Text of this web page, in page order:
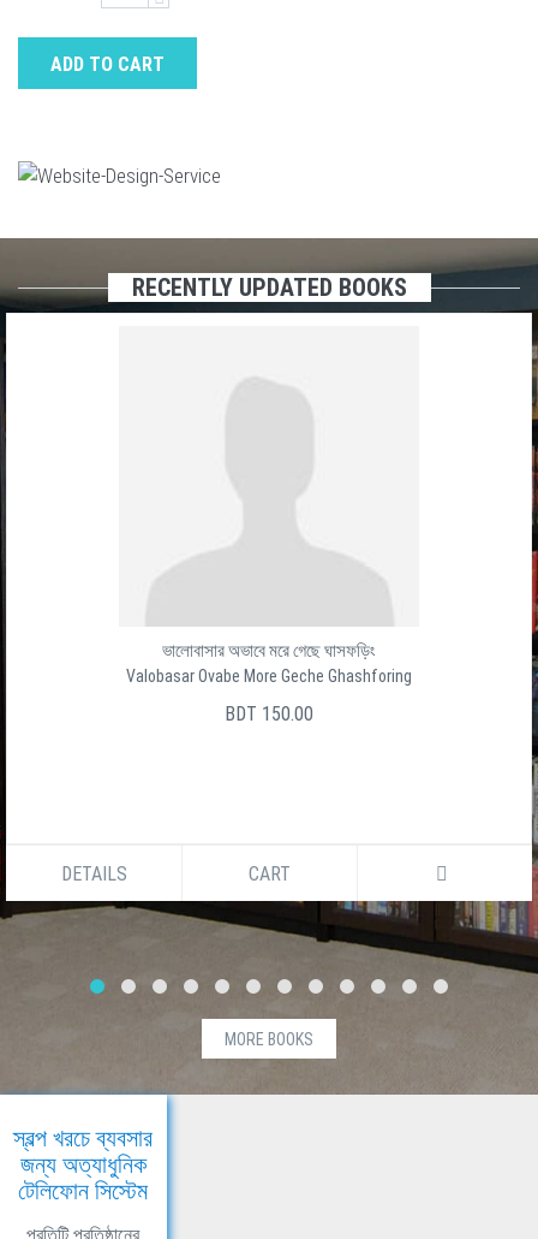
ADD TO CART
RECENTLY UPDATED BOOKS
ভালোবাসার অভাবে মরে গেছে ঘাসফড়িং
Valobasar Ovabe More Geche Ghashforing
BDT 150.00
DETAILS CART
MORE BOOKS
স্বল্প খরচে ব্যবসার
জন্য অত্যাধুনিক
টেলিফোন সিস্টেম